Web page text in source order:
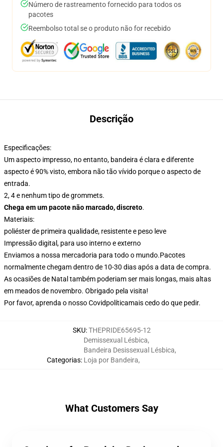
Número de rastreamento fornecido para todos os
pacotes
Reembolso total se o produto não for recebido
Descrição
Especificações:
Um aspecto impresso, no entanto, bandeira é clara e diferente
aspecto é 90% visto, embora não tão vívido porque o aspecto de
entrada.
2, 4 e nenhum tipo de grommets.
Chega em um pacote não marcado, discreto.
Materiais:
poliéster de primeira qualidade, resistente e peso leve
Impressão digital, para uso interno e externo
Enviamos a nossa mercadoria para todo o mundo.Pacotes
normalmente chegam dentro de 10-30 dias após a data de compra.
As ocasiões de Natal também poderiam ser mais longas, mais altas
em meados de novembro. Obrigado pela visita!
Por favor, aprenda o nosso Covidpolíticamais cedo do que pedir.
SKU:THEPRIDE65695-12
Categorias:
Demissexual Lésbica,
Bandeira Desissexual Lésbica,
Loja por Bandeira,
What Customers Say